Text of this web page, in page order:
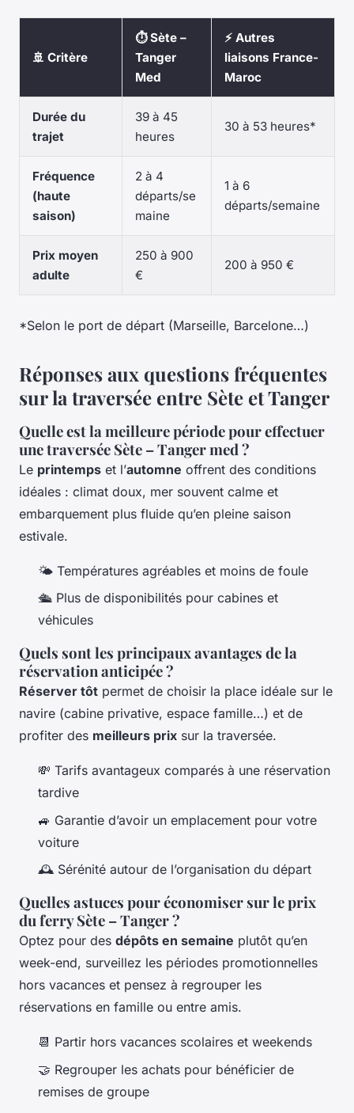
🚢 Critère
⏱️Sète –
Tanger
Med
⚡ Autres
liaisons France-
Maroc
Durée du
trajet
39 à 45
heures
30 à 53 heures*
Fréquence
(haute
saison)
2 à 4
départs/se
maine
1 à 6
départs/semaine
Prix moyen
adulte
250 à 900
€
200 à 950 €
*Selon le port de départ (Marseille, Barcelone…)
Réponses aux questions fréquentes
sur la traversée entre Sète et Tanger
Quelle est la meilleure période pour effectuer
une traversée Sète – Tanger med ?
Le printemps et l’automne offrent des conditions
idéales : climat doux, mer souvent calme et
embarquement plus fluide qu’en pleine saison
estivale.
🌤️ Températures agréables et moins de foule
🛳️ Plus de disponibilités pour cabines et
véhicules
Quels sont les principaux avantages de la
réservation anticipée ?
Réserver tôt permet de choisir la place idéale sur le
navire (cabine privative, espace famille…) et de
profiter des meilleurs prix sur la traversée.
💸 Tarifs avantageux comparés à une réservation
tardive
🚙 Garantie d’avoir un emplacement pour votre
voiture
🕰️ Sérénité autour de l’organisation du départ
Quelles astuces pour économiser sur le prix
du ferry Sète – Tanger ?
Optez pour des dépôts en semaine plutôt qu’en
week-end, surveillez les périodes promotionnelles
hors vacances et pensez à regrouper les
réservations en famille ou entre amis.
📆 Partir hors vacances scolaires et weekends
🤝 Regrouper les achats pour bénéficier de
remises de groupe